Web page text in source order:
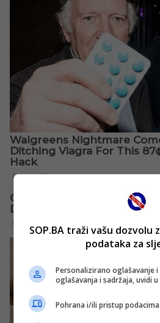
SOP.BA traži vašu dozvolu
podataka za
Personalizirano oglašavanje
oglašavanja i sadržaja, uvidi
Pohrana i/ili pristup